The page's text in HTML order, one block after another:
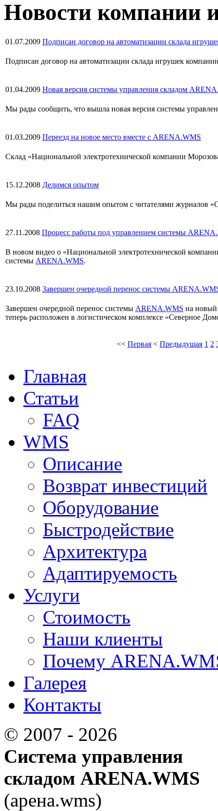
Новости компании
01.07.2009 Подписан договор на автоматизации склада
Подписан договор на автоматизации склада игрушек
01.04.2009 Новая версия системы управления складом
Мы рады сообщить, что вышла новая версия системы
01.03.2009 Переезд на новое место вместе с ARENA.WMS
Склад «Национальной электротехнической компании
15.12.2008 Делимся опытом
Мы рады поделиться нашим опытом с читателями журналов
27.11.2008 Процесс работы под управлением системы
В новом видео о «Национальной электротехнической
системы ARENA.WMS.
23.10.2008 Завершен очередной перенос системы
Завершен очередной перенос системы ARENA.WMS на новый
теперь расположен в логистическом комплексе «Северное
<< Первая < Предыдущая 1 2
Главная
Статьи
FAQ
WMS
Описание
Возврат инвестиций
Оборудование
Быстродействие
Архитектура
Адаптируемость
Услуги
Стоимость
Наши клиенты
Почему
Галерея
Контакты
© 2007 - 2026
Система управления
складом ARENA.WMS
(арена.wms)